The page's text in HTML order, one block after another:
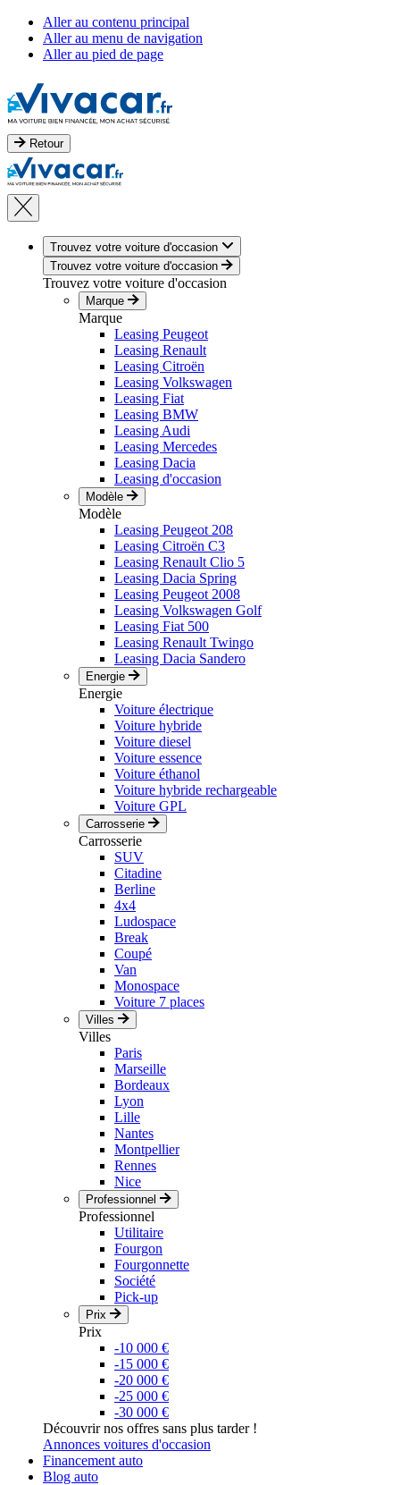
Aller au contenu principal
Aller au menu de navigation
Aller au pied de page
Retour
Trouvez votre voiture d'occasion
Trouvez votre voiture d'occasion
Trouvez votre voiture d'occasion
Marque
Marque
Leasing Peugeot
Leasing Renault
Leasing Citroën
Leasing Volkswagen
Leasing Fiat
Leasing BMW
Leasing Audi
Leasing Mercedes
Leasing Dacia
Leasing d'occasion
Modèle
Modèle
Leasing Peugeot 208
Leasing Citroën C3
Leasing Renault Clio 5
Leasing Dacia Spring
Leasing Peugeot 2008
Leasing Volkswagen Golf
Leasing Fiat 500
Leasing Renault Twingo
Leasing Dacia Sandero
Energie
Energie
Voiture électrique
Voiture hybride
Voiture diesel
Voiture essence
Voiture éthanol
Voiture hybride rechargeable
Voiture GPL
Carrosserie
Carrosserie
SUV
Citadine
Berline
4x4
Ludospace
Break
Coupé
Van
Monospace
Voiture 7 places
Villes
Villes
Paris
Marseille
Bordeaux
Lyon
Lille
Nantes
Montpellier
Rennes
Nice
Professionnel
Professionnel
Utilitaire
Fourgon
Fourgonnette
Société
Pick-up
Prix
Prix
-10 000 €
-15 000 €
-20 000 €
-25 000 €
-30 000 €
Découvrir nos offres sans plus tarder !
Annonces voitures d'occasion
Financement auto
Blog auto